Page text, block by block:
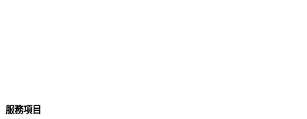
服務項目